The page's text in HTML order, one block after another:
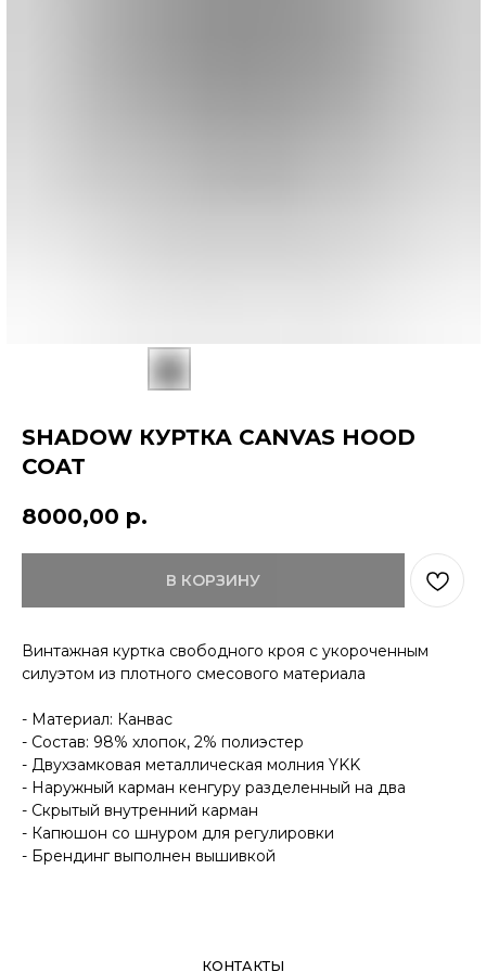
SHADOW КУРТКА CANVAS HOOD
COAT
8000,00 р.
В КОРЗИНУ
Винтажная куртка свободного кроя с укороченным
силуэтом из плотного смесового материала
- Материал: Канвас
- Состав: 98% хлопок, 2% полиэстер
- Двухзамковая металлическая молния YKK
- Наружный карман кенгуру разделенный на два
- Скрытый внутренний карман
- Капюшон со шнуром для регулировки
- Брендинг выполнен вышивкой
КОНТАКТЫ
ОПЛАТА